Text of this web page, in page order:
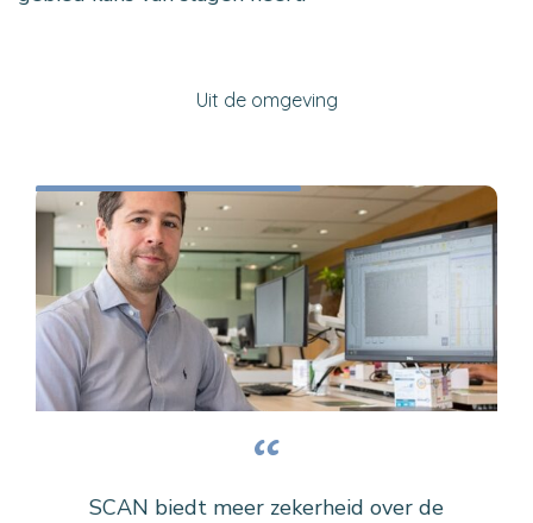
Uit de omgeving
“
SCAN biedt meer zekerheid over de
“
In de jaren 70 en 80 zijn al algoritmes